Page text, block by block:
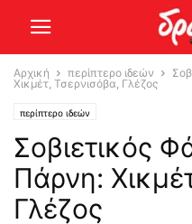
Αρχική περίπτερο ιδεών
Χικμέτ, Τσερνισόβα, Γλέζος
περίπτερο ιδεών
Σοβιετικός
Πάρνη:
Γλέζος